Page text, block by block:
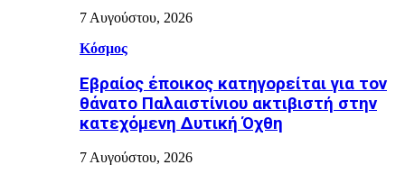
7 Αυγούστου, 2026
Κόσμος
Εβραίος έποικος κατηγορείται για τον
θάνατο Παλαιστίνιου ακτιβιστή στην
κατεχόμενη Δυτική Όχθη
7 Αυγούστου, 2026